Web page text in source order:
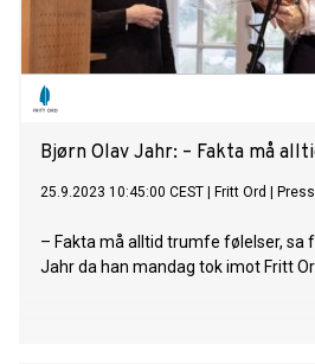
Bjørn Olav Jahr: – Fakta må
25.9.2023 10:45:00 CEST Fritt Ord
– Fakta må alltid trumfe følelser, sa
Jahr da han mandag tok imot Fritt